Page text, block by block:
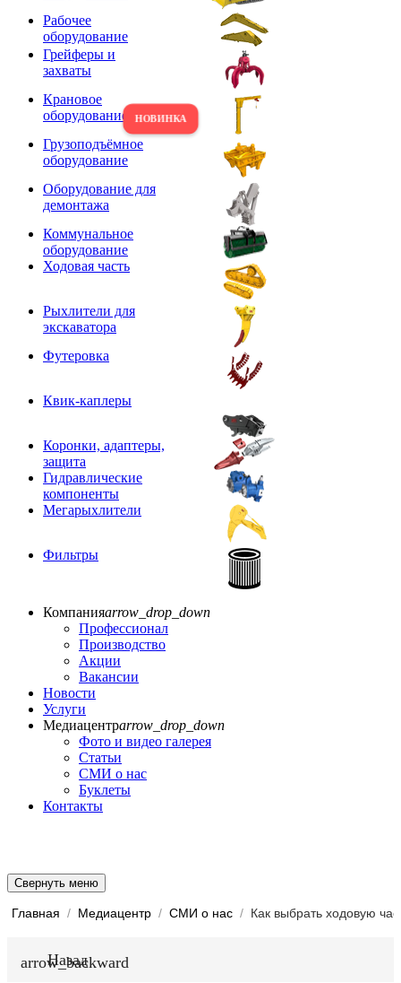
Рабочее
оборудование
Грейферы и
захваты
Крановое
оборудование
Грузоподъёмное
оборудование
Оборудование для
демонтажа
Коммунальное
оборудование
Ходовая часть
Рыхлители для
экскаватора
Футеровка
Квик-каплеры
Коронки, адаптеры,
защита
Гидравлические
компоненты
Мегарыхлители
Фильтры
Компанияarrow_drop_down
Профессионал
Производство
Акции
Вакансии
Новости
Услуги
Медиацентрarrow_drop_down
Фото и видео галерея
Статьи
СМИ о нас
Буклеты
Контакты
Свернуть меню
Главная / Медиацентр / СМИ о нас /
Назад